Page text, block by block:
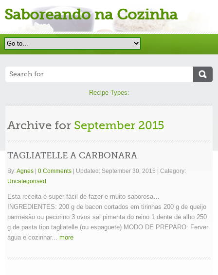
Saboreando na Cozinha
Recipe Types:
Archive for September 2015
TAGLIATELLE A CARBONARA
By:Agnes 0 Comments Updated: September 30, 2015
Category:
Uncategorised
Esta receita é super fácil de fazer e muito saborosa…
INGREDIENTES: 200 g de bacon cortados em tirinhas 200 g de queijo
parmesão ou pecorino 3 ovos sal pimenta do reino 1 dente de alho 250
g de pasta tipo tagliatelle (ou espaguete) MODO DE PREPARO: Ferver
água e cozinhar...more